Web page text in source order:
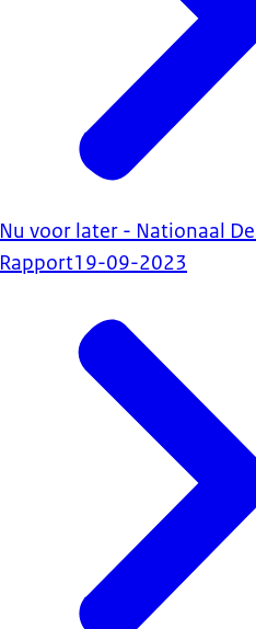
Nu voor later - Nationaal
Rapport19-09-2023